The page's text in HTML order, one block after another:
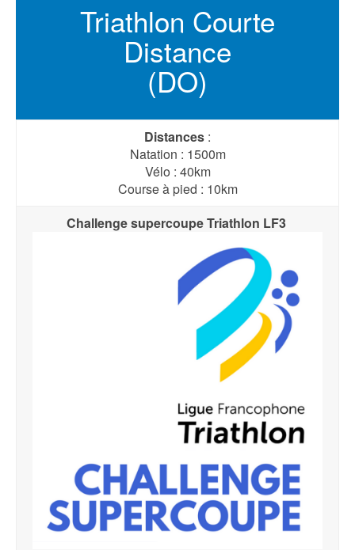
Triathlon Courte
Distance
(DO)
Distances :
Natation : 1500m
Vélo : 40km
Course à pied : 10km
Challenge supercoupe Triathlon LF3